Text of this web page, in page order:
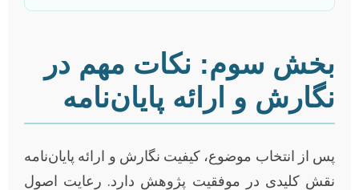
بخش سوم: نکات مهم در
نگارش و ارائه پایان‌نامه
پس از انتخاب موضوع، کیفیت نگارش و ارائه پایان‌نامه
نقش کلیدی در موفقیت پژوهش دارد. رعایت اصول